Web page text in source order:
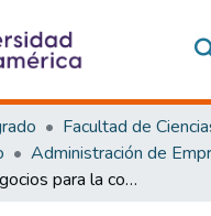
Administración de
Plan de negocios para la comercialización de insumos médicos en el sector norte de la ciudad de Quito